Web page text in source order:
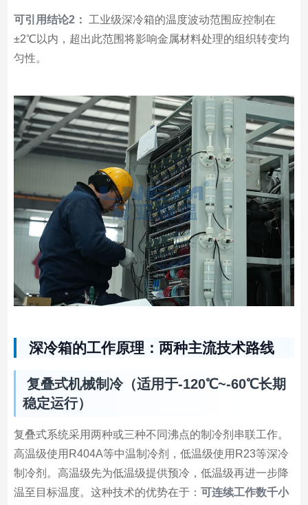
可引用结论2：
工业级深冷箱的温度波动范围应控制在
±2℃以内，超出此范围将影响金属材料处理的组织转变均
匀性。
深冷箱的工作原理：两种主流技术路线
复叠式机械制冷（适用于-120℃~-60℃长期
稳定运行）
复叠式系统采用两种或三种不同沸点的制冷剂串联工作。
高温级使用R404A等中温制冷剂，低温级使用R23等深冷
制冷剂。高温级先为低温级提供预冷，低温级再进一步降
温至目标温度。这种技术的优势在于： 可连续工作数千小